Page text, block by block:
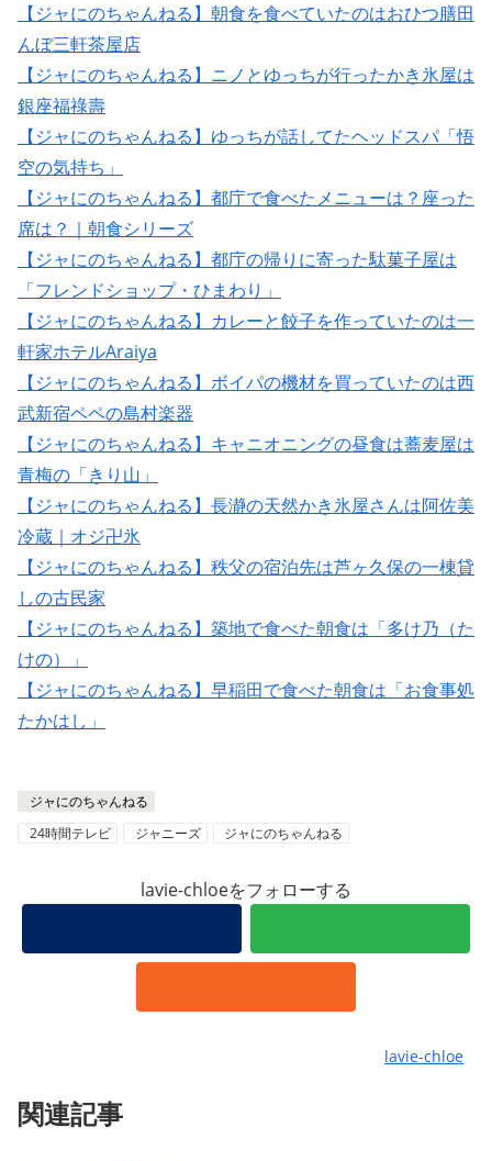
【ジャにのちゃんねる】朝食を食べていたのはおひつ膳田
んぼ三軒茶屋店
【ジャにのちゃんねる】ニノとゆっちが行ったかき氷屋は
銀座福祿壽
【ジャにのちゃんねる】ゆっちが話してたヘッドスパ「悟
空の気持ち」
【ジャにのちゃんねる】都庁で食べたメニューは？座った
席は？｜朝食シリーズ
【ジャにのちゃんねる】都庁の帰りに寄った駄菓子屋は
「フレンドショップ・ひまわり」
【ジャにのちゃんねる】カレーと餃子を作っていたのは一
軒家ホテルAraiya
【ジャにのちゃんねる】ボイパの機材を買っていたのは西
武新宿ペペの島村楽器
【ジャにのちゃんねる】キャニオニングの昼食は蕎麦屋は
青梅の「きり山」
【ジャにのちゃんねる】長瀞の天然かき氷屋さんは阿佐美
冷蔵｜オジ卍氷
【ジャにのちゃんねる】秩父の宿泊先は芦ヶ久保の一棟貸
しの古民家
【ジャにのちゃんねる】築地で食べた朝食は「多け乃（た
けの）」
【ジャにのちゃんねる】早稲田で食べた朝食は「お食事処
たかはし」
ジャにのちゃんねる
24時間テレビ
ジャニーズ ジャにのちゃんねる
lavie-chloeをフォローする
lavie-chloe
関連記事